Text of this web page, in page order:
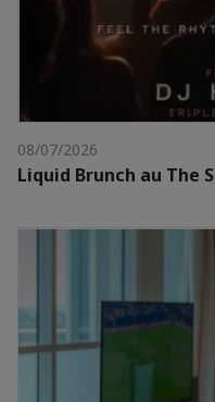
08/07/2026
Liquid Brunch au The